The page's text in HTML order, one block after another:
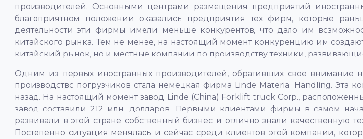
производителей. Основными центрами размещения предприятий
благоприятном положении оказались предприятия тех фирм, которые
деятельности эти фирмы имели меньше конкурентов, что дало им
китайского рынка. Тем не менее, на настоящий момент конкуренцию им
китайский рынок, но и местные компании по производству техники,
Одним из первых иностранных производителей, обративших свое внимание
производство погрузчиков стала немецкая фирма Linde Material Handling. Эта
назад. На настоящий момент завод Linde (China) Forklift truck Corp.,
завод составили 212 млн. долларов. Первыми клиентами фирмы в самом
развивали в этой стране собственный бизнес и отлично знали качественную
Постепенно ситуация менялась и сейчас среди клиентов этой компании,